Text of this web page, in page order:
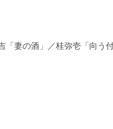
「妻の酒」／桂弥壱「向う